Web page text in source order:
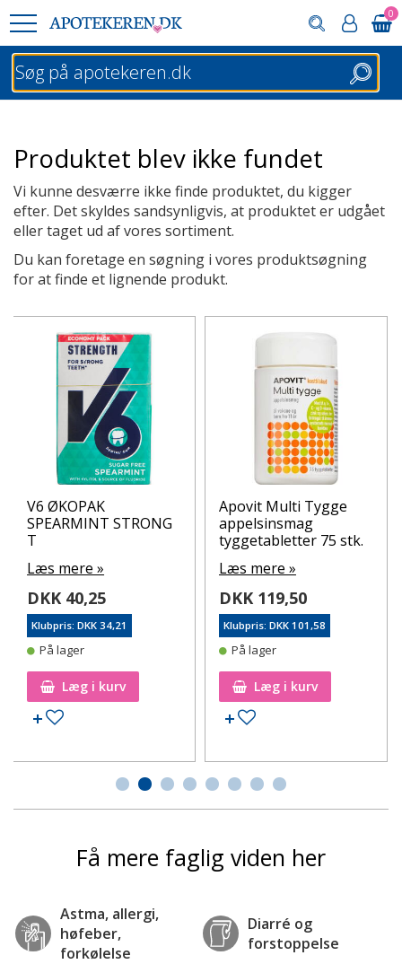
0
Søg
Produktet blev ikke fundet
Vi kunne desværre ikke finde produktet, du kigger
efter. Det skyldes sandsynligvis, at produktet er udgået
eller taget ud af vores sortiment.
Du kan foretage en søgning i vores produktsøgning
for at finde et lignende produkt.
V6 ØKOPAK
SPEARMINT STRONG
T
Læs mere »
DKK 40,25
Klubpris: DKK 34,21
På lager
Læg i kurv
Tilføj til ønskeseddel
Apovit Multi Tygge
appelsinsmag
tyggetabletter 75 stk.
Læs mere »
DKK 119,50
Klubpris: DKK 101,58
På lager
Læg i kurv
Tilføj til ønskeseddel
Få mere faglig viden her
Astma, allergi,
høfeber,
forkølelse
Diarré og
forstoppelse